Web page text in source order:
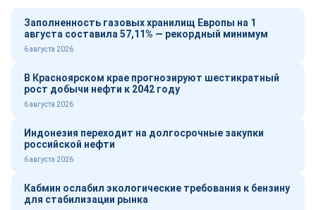
Заполненность газовых хранилищ Европы на 1
августа составила 57,11% — рекордный минимум
6 августа 2026
В Красноярском крае прогнозируют шестикратный
рост добычи нефти к 2042 году
6 августа 2026
Индонезия переходит на долгосрочные закупки
российской нефти
6 августа 2026
Кабмин ослабил экологические требования к бензину
для стабилизации рынка